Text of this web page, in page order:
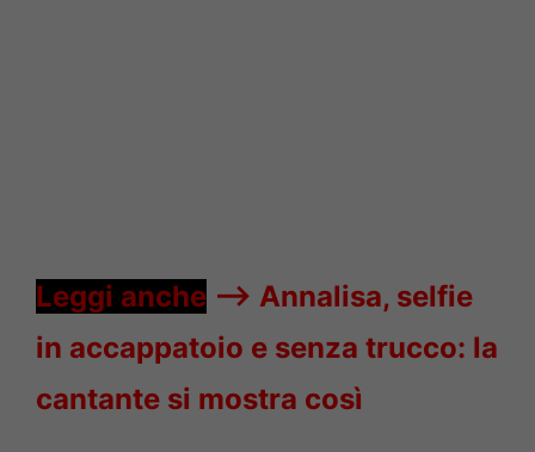
Leggi anche —-> Annalisa, selfie
in accappatoio e senza trucco: la
cantante si mostra così